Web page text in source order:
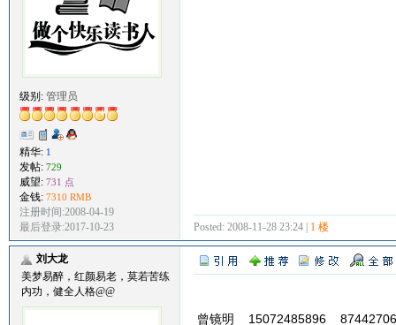
级别: 管理员
精华: 1
发帖: 729
威望: 731 点
金钱: 7310 RMB
注册时间:2008-04-19
最后登录:2017-10-23
Posted: 2008-11-28 23:24 | 1 楼
刘大龙
美梦易醉，红颜易老，莫若苦练
内功，健全人格@@
曾镜明 15072485896